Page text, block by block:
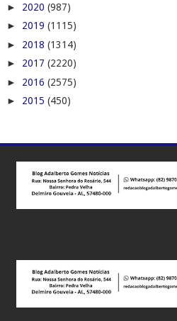
► 2020 (987)
► 2019 (1115)
► 2018 (1314)
► 2017 (2220)
► 2016 (2575)
► 2015 (450)